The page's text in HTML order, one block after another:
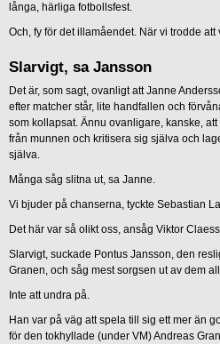
långa, härliga fotbollsfest.
Och, fy för det illamåendet. När vi trodde att
Slarvigt, sa Jansson
Det är, som sagt, ovanligt att Janne
efter matcher står, lite handfallen och
som kollapsat. Ännu ovanligare, kanske,
från munnen och kritisera sig själva och
själva.
Många såg slitna ut, sa Janne.
Vi bjuder på chanserna, tyckte Sebastian
Det här var så olikt oss, ansåg Viktor
Slarvigt, suckade Pontus Jansson, den
Granen, och såg mest sorgsen ut av dem
Inte att undra på.
Han var på väg att spela till sig ett mer än
för den tokhyllade (under VM) Andreas